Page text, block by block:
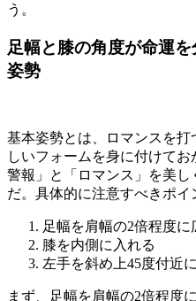
う。
足幅と膝の角度が命運
姿勢
基本姿勢とは、ロマンスを
しいフォームを身に付けて
警報」と「ロマンス」を美
だ。具体的に注意すべきポイ
足幅を肩幅の2倍程度に
膝を内側に入れる
左手を斜め上45度付近
まず、足幅を肩幅の2倍程度